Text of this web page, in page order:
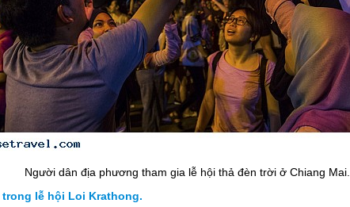
Người dân địa phương tham gia lễ hội thả đèn trời ở Chiang Mai.
lễ hội Loi Krathong.